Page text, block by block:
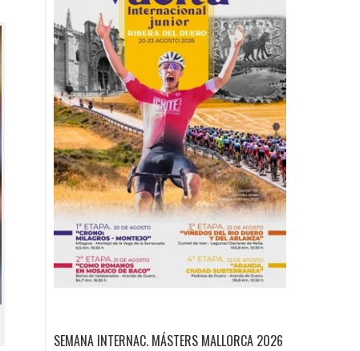
SEMANA INTERNAC. MÁSTERS MALLORCA 2026